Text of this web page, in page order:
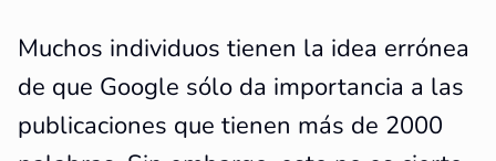
Muchos individuos tienen la idea errónea
de que Google sólo da importancia a las
publicaciones que tienen más de 2000